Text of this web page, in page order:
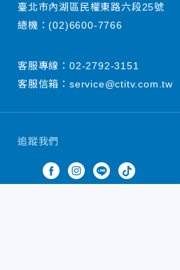
追蹤我們
臺北市內湖區民權東路六段25號
總機：(02)6600-7766
客服專線： 02-2792-3151
客服信箱： service@ctitv.com.tw